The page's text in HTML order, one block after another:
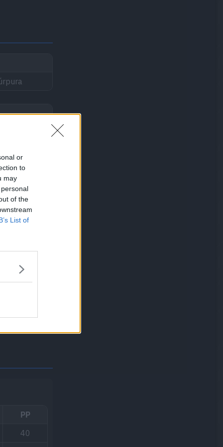
or
to
may
of the
List of
PP
40